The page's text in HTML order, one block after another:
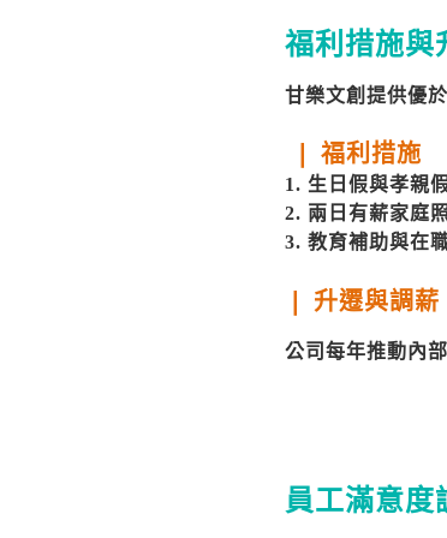
福利措施與
甘樂文創提供優
❘ 福利措施
1. 生日假與孝親
2. 兩日有薪家庭
3. 教育補助與在
❘ 升遷與調薪
公司每年推動內
員工滿意度